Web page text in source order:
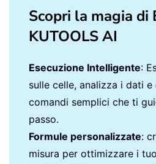
Scopri la magia di
KUTOOLS AI
Esecuzione Intelligente:
sulle celle, analizza i dati
comandi semplici che ti
passo.
Formule personalizzate:
misura per ottimizzare i